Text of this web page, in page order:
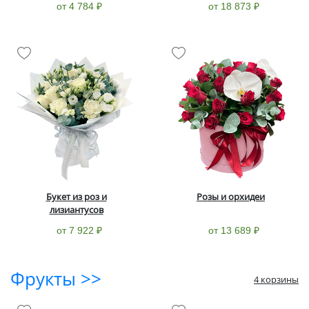
от 4 784 ₽ от 18 873 ₽
Букет из роз и
лизиантусов
от 7 922 ₽
Розы и орхидеи
от 13 689 ₽
Фрукты >> 4 корзины